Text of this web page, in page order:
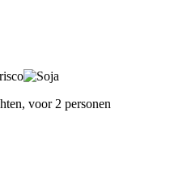
voor 2 personen